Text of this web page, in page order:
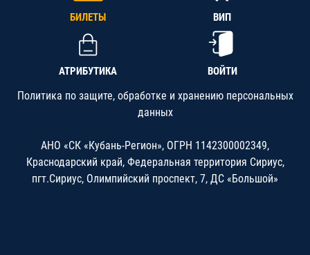
БИЛЕТЫ ВИП
АТРИБУТИКА ВОЙТИ
Политика по защите, обработке и хранению персональных
данных
АНО «СК «Кубань-Регион», ОГРН 1142300002349,
Краснодарский край, Федеральная территория Сириус,
пгт.Сириус, Олимпийский проспект, 7, ДС «Большой»